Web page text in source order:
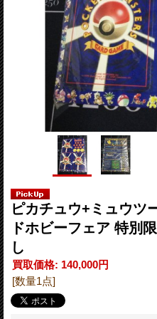
ピカチュウ+ミュウツ
ドホビーフェア 特別
し
買取価格: 140,000円
[数量1点]